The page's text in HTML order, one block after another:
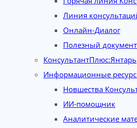
Линия
Онлайн-Диалог
Полезный документ
КонсультантПлюс:Янтарь
Информационные
Новшества
ИИ-помощник
Аналитические